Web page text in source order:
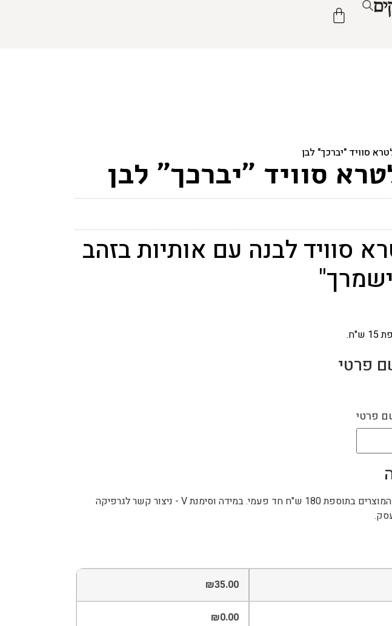
סוויד "יברכך" לבן
סוויד "יברכך" לבן
סוויד לבנה עם אותיות בזהב
פרטי
פרטי
ניתן להוסיף מיתוג אישי על המוצרים בתוספת 180 ש"ח חד פעמי. במידה וסימנת V - ניצור קשר לגרפיקה
₪35.00
₪0.00